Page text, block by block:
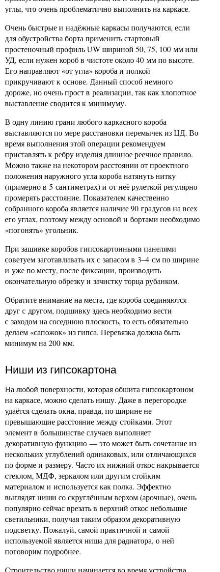
углы, что очень проблематично выполнить на каркасе.
Очень быстрые и надёжные каркасы получаются, если
для обустройства борта применить стартовый
простеночный профиль UW шириной 50, 75, 100 мм или
УД, если нужен короб в чистоте около 40 мм по высоте.
Его направляют «от угла» короба и полкой
прикручивают к основе. Данный способ немного
дороже, но очень прост в реализации, так как хлопотное
выставление сводится к минимуму.
В одну линию грани любого каркасного короба
выставляются по мере расстановки перемычек из ЦД. Во
время выполнения этой операции рекомендуем
приставлять к ребру изделия длинное реечное правило.
Можно также на некотором расстоянии от проектного
положения наружного угла короба натянуть нитку
(примерно в 5 сантиметрах) и от неё рулеткой регулярно
промерять расстояние. Показателем качественно
собранного короба является наличие 90 градусов на всех
его углах, поэтому между основой и бортами необходимо
«погонять» угольник.
При зашивке коробов гипсокартонными панелями
советуем заготавливать их с запасом в 3–4 см по ширине
и уже по месту, после фиксации, производить
окончательную обрезку и зачистку торца рубанком.
Обратите внимание на места, где короба соединяются
друг с другом, подшивку здесь необходимо вести
с заходом на соседнюю плоскость, то есть обязательно
делаем «сапожок» из гипса. Перевязка должна быть
минимум на 200 мм.
Ниши из гипсокартона
На любой поверхности, которая обшита гипсокартоном
на каркасе, можно сделать нишу. Даже в перегородке
удаётся сделать окна, правда, по ширине не
превышающие расстояние между стойками. Этот
элемент в большинстве случаев выполняет
декоративную функцию — это может быть сочетание из
нескольких углублений одинаковых, или отличающихся
по форме и размеру. Часто их нижний откос накрывается
стеклом, МДФ, зеркалом или другим стойким
материалом и используется как полка. Эффектно
выглядят ниши со скруглённым верхом (арочные), очень
популярно сейчас врезать в верхний откос небольшие
светильники, получая таким образом декоративную
подсветку. Пожалуй, самой практичной и самой
используемой является ниша для радиатора, о ней
поговорим подробнее.
Строительство ниши начинается во время устройства